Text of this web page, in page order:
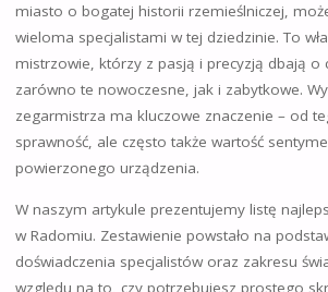
miasto o bogatej historii rzemieślniczej,
wieloma specjalistami w tej dziedzinie. To
mistrzowie, którzy z pasją i precyzją dbają o
zarówno te nowoczesne, jak i zabytkowe.
zegarmistrza ma kluczowe znaczenie – od
sprawność, ale często także wartość
powierzonego urządzenia.
W naszym artykule prezentujemy listę
w Radomiu. Zestawienie powstało na
doświadczenia specjalistów oraz zakresu
względu na to, czy potrzebujesz prostego